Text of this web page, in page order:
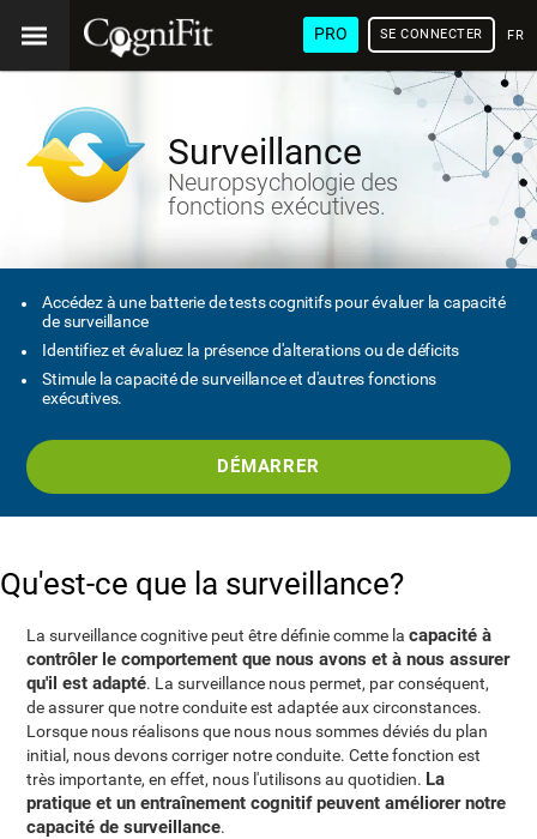
PRO SE CONNECTER
Surveillance
Neuropsychologie des
fonctions exécutives.
Accédez à une batterie de tests cognitifs pour évaluer la capacité
de surveillance
Identifiez et évaluez la présence d'alterations ou de déficits
Stimule la capacité de surveillance et d'autres fonctions
exécutives.
DÉMARRER
Qu'est-ce que la surveillance?
La surveillance cognitive peut être définie comme lacapacité à
contrôler le comportement que nous avons et à nous assurer
qu'il est adapté. La surveillance nous permet, par conséquent,
de assurer que notre conduite est adaptée aux circonstances.
Lorsque nous réalisons que nous nous sommes déviés du plan
initial, nous devons corriger notre conduite. Cette fonction est
très importante, en effet, nous l'utilisons au quotidien. La
pratique et un entraînement cognitif peuvent améliorer notre
capacité de surveillance.